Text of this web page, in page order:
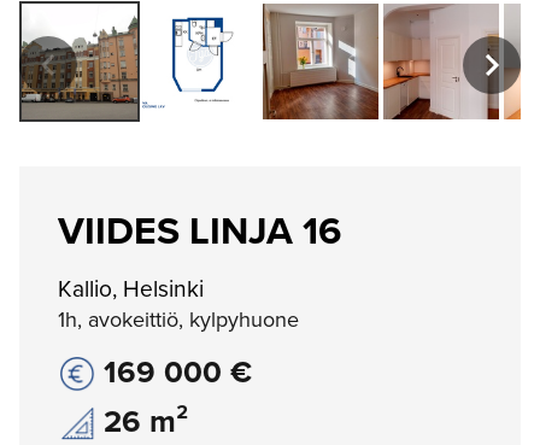
VIIDES LINJA 16
Kallio, Helsinki
1h, avokeittiö, kylpyhuone
169 000 €
26 m²